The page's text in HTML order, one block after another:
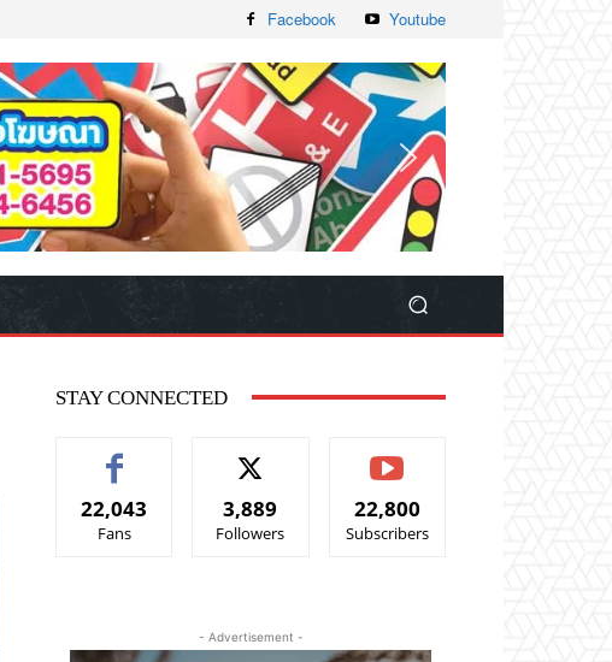
Facebook Youtube
STAY CONNECTED
22,043
Fans
3,889
Followers
22,800
Subscribers
- Advertisement -